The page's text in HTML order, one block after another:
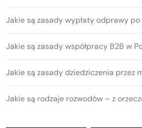
Jakie są zasady wypłaty odprawy po
Jakie są zasady współpracy B2B w
Jakie są zasady dziedziczenia przez
Jakie są rodzaje rozwodów – z